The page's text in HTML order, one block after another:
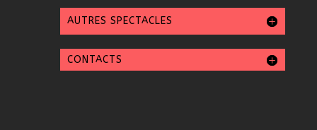
AUTRES SPECTACLES
CONTACTS